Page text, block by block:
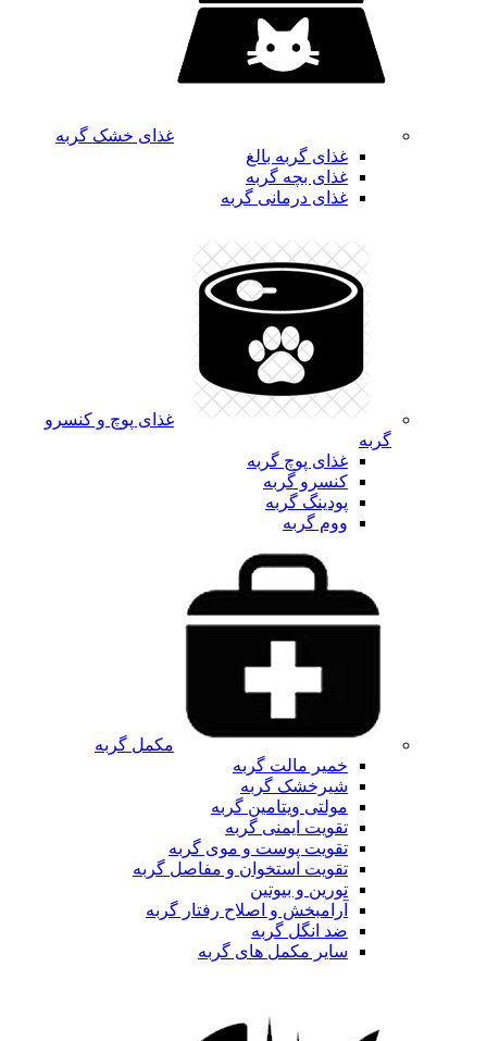
غذای خشک گربه
غذای گربه بالغ
غذای بچه گربه
غذای درمانی گربه
غذای پوچ و کنسرو
گربه
غذای پوچ گربه
کنسرو گربه
پودینگ گربه
ووم گربه
مکمل گربه
خمیر مالت گربه
شیرخشک گربه
مولتی ویتامین گربه
تقویت ایمنی گربه
تقویت پوست و موی گربه
تقویت استخوان و مفاصل گربه
تورین و بیوتین
آرامبخش و اصلاح رفتار گربه
ضد انگل گربه
سایر مکمل های گربه